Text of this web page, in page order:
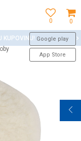
0
0
Google play
App Store
KUPOVINU!